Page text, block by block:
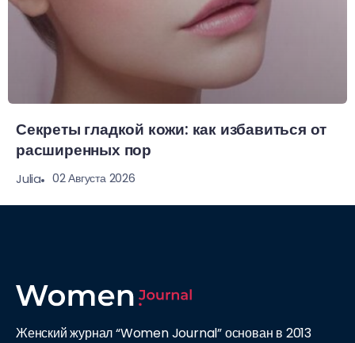
Секреты гладкой кожи: как избавиться от
расширенных пор
Julia 02 Августа 2026
Женский журнал “Women Journal” основан в 2013